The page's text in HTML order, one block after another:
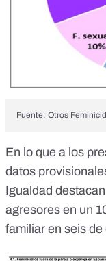
Fuente: Otros
En lo que a los
datos
Igualdad
agresores en un
familiar en seis